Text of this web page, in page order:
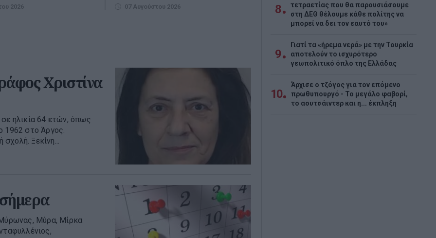
2026 07 Αυγούστου 2026
Χριστίνα
ηλικία 64 ετών, όπως
1962 στο Άργος.
Ξεκίνη...
Μύρα, Μίρκα
8
τετραετίας που θα παρουσιάσουμε
στη ΔΕΘ θέλουμε κάθε πολίτης να
μπορεί να δει τον εαυτό του»
9
Γιατί τα «ήρεμα νερά» με την Τουρκία
αποτελούν το ισχυρότερο
γεωπολιτικό όπλο της Ελλάδας
10
Άρχισε ο τζόγος για τον επόμενο
πρωθυπουργό - Το μεγάλο φαβορί,
το αουτσάιντερ και η... έκπληξη